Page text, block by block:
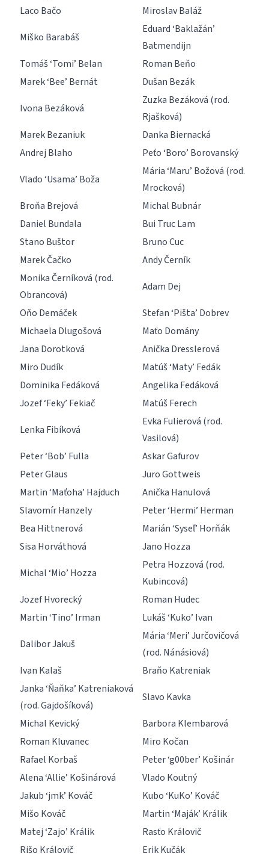
Laco Bačo
Miroslav Baláž
Miško Barabáš
Eduard ‘Baklažán’
Batmendijn
Tomáš ‘Tomi’ Belan
Roman Beňo
Marek ‘Bee’ Bernát
Dušan Bezák
Ivona Bezáková
Zuzka Bezáková (rod.
Rjašková)
Marek Bezaniuk
Danka Biernacká
Andrej Blaho
Peťo ‘Boro’ Borovanský
Vlado ‘Usama’ Boža
Mária ‘Maru’ Božová (rod.
Mrocková)
Broňa Brejová
Michal Bubnár
Daniel Bundala
Bui Truc Lam
Stano Buštor
Bruno Cuc
Marek Čačko
Andy Černík
Monika Černíková (rod.
Obrancová)
Adam Dej
Oňo Demáček
Stefan ‘Pišta’ Dobrev
Michaela Dlugošová
Maťo Domány
Jana Dorotková
Anička Dresslerová
Miro Dudík
Matúš ‘Maty’ Fedák
Dominika Fedáková
Angelika Fedáková
Jozef ‘Feky’ Fekiač
Matúš Ferech
Lenka Fibíková
Evka Fulierová (rod.
Vasilová)
Peter ‘Bob’ Fulla
Askar Gafurov
Peter Glaus
Juro Gottweis
Martin ‘Maťoha’ Hajduch
Anička Hanulová
Slavomír Hanzely
Peter ‘Hermi’ Herman
Bea Hittnerová
Marián ‘Syseľ’ Horňák
Sisa Horváthová
Jano Hozza
Michal ‘Mio’ Hozza
Petra Hozzová (rod.
Kubincová)
Jozef Hvorecký
Roman Hudec
Martin ‘Tino’ Irman
Lukáš ‘Kuko’ Ivan
Dalibor Jakuš
Mária ‘Meri’ Jurčovičová
(rod. Nánásiová)
Ivan Kalaš
Braňo Katreniak
Janka ‘Ňaňka’ Katreniaková
(rod. Gajdošíková)
Slavo Kavka
Michal Kevický
Barbora Klembarová
Roman Kluvanec
Miro Kočan
Rafael Korbaš
Peter ‘g00ber’ Košinár
Alena ‘Allie’ Košinárová
Vlado Koutný
Jakub ‘jmk’ Kováč
Kubo ‘KuKo’ Kováč
Mišo Kováč
Martin ‘Maják’ Králik
Matej ‘Zajo’ Králik
Rasťo Královič
Rišo Královič
Erik Kučák